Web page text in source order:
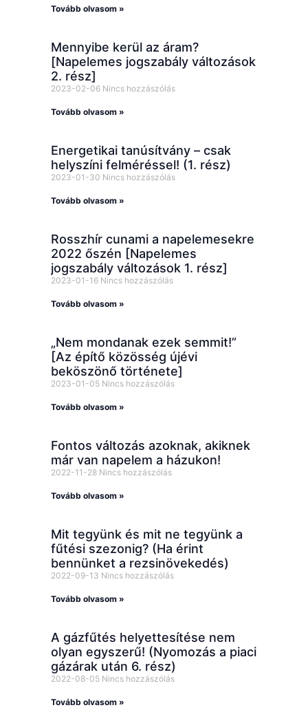
Tovább olvasom »
Mennyibe kerül az áram?
[Napelemes jogszabály változások
2. rész]
2023-02-06 Nincs hozzászólás
Tovább olvasom »
Energetikai tanúsítvány – csak
helyszíni felméréssel! (1. rész)
2023-01-30 Nincs hozzászólás
Tovább olvasom »
Rosszhír cunami a napelemesekre
2022 őszén [Napelemes
jogszabály változások 1. rész]
2023-01-16 Nincs hozzászólás
Tovább olvasom »
„Nem mondanak ezek semmit!”
[Az építő közösség újévi
beköszönő története]
2023-01-05 Nincs hozzászólás
Tovább olvasom »
Fontos változás azoknak, akiknek
már van napelem a házukon!
2022-11-28 Nincs hozzászólás
Tovább olvasom »
Mit tegyünk és mit ne tegyünk a
fűtési szezonig? (Ha érint
bennünket a rezsinövekedés)
2022-09-13 Nincs hozzászólás
Tovább olvasom »
A gázfűtés helyettesítése nem
olyan egyszerű! (Nyomozás a piaci
gázárak után 6. rész)
2022-08-05 Nincs hozzászólás
Tovább olvasom »